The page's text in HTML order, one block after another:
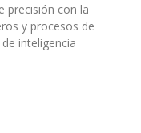
precisión con la
y procesos de
inteligencia